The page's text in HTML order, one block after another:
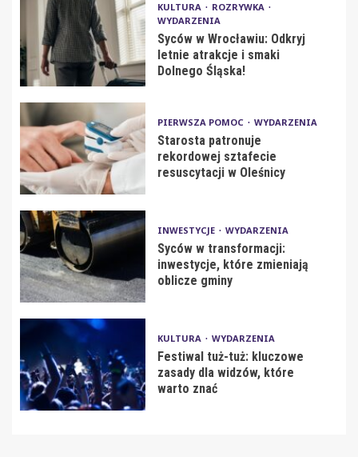
KULTURA
ROZRYWKA
WYDARZENIA
Syców w Wrocławiu: Odkryj
letnie atrakcje i smaki
Dolnego Śląska!
PIERWSZA POMOC WYDARZENIA
Starosta patronuje
rekordowej sztafecie
resuscytacji w Oleśnicy
INWESTYCJE WYDARZENIA
Syców w transformacji:
inwestycje, które zmieniają
oblicze gminy
KULTURA WYDARZENIA
Festiwal tuż-tuż: kluczowe
zasady dla widzów, które
warto znać